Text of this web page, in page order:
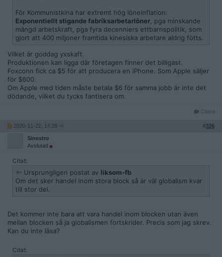
För Kommunistkina har extremt hög löneinflation:
Exponentiellt stigande fabriksarbetarlöner , pga minskande
mängd arbetskraft, pga fyra decenniers ettbarnspolitik, som
gjort att 400 miljoner framtida kinesiska arbetare aldrig fötts.
Vilket är goddag yxskaft.
Produktionen kan ligga där företagen finner det billigast.
Foxconn fick ca $5 för att producera en iPhone. Som Apple säljer
för $600.
Om Apple med tiden måste betala $6 för samma jobb är inte det
dödande, vilket du tycks fantisera om.
Citera
2020-11-22, 14:28 #326
Sinestro
Avslutad
Citat:
Ursprungligen postat av liksom-fb
Om det sker handel inom stora block så är väl globalism kvar
till stor del.
Det kommer inte bara att vara handel inom blocken utan även
mellan blocken så ja globalismen fortskrider. Precis som jag skrev.
Kan du inte läsa?
Citat: